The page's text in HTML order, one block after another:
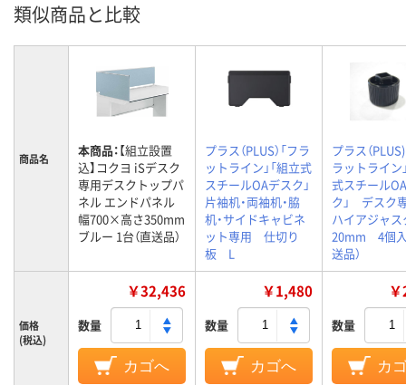
類似商品と比較
商品名 本商品：【組立設置
込】コクヨ iSデスク
専用デスクトップパ
ネル エンドパネル
幅700×高さ350mm
ブルー 1台（直送品）
プラス（PLUS）「フラ
ットライン」「組立式
スチールOAデスク」
片袖机・両袖机・脇
机・サイドキャビネ
ット専用 仕切り
板 L
プラス（
ラットライン
式スチール
ク」 デス
ハイアジャス
20mm 4個入
送品）
価格
(税込)
￥32,436
数量
カゴへ
￥1,480
数量
カゴへ
数量
カ